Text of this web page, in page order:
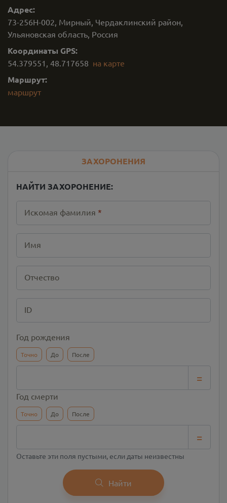
Адрес:
73-256Н-002, Мирный, Чердаклинский район,
Ульяновская область, Россия
Координаты GPS:
54.379551 , 48.717658 на карте
Маршрут:
маршрут
ЗАХОРОНЕНИЯ
НАЙТИ ЗАХОРОНЕНИЕ:
Искомая фамилия *
Имя
Отчество
ID
Год рождения
Точно До После
=
Год смерти
Точно До После
=
Оставьте эти поля пустыми, если даты неизвестны
Найти